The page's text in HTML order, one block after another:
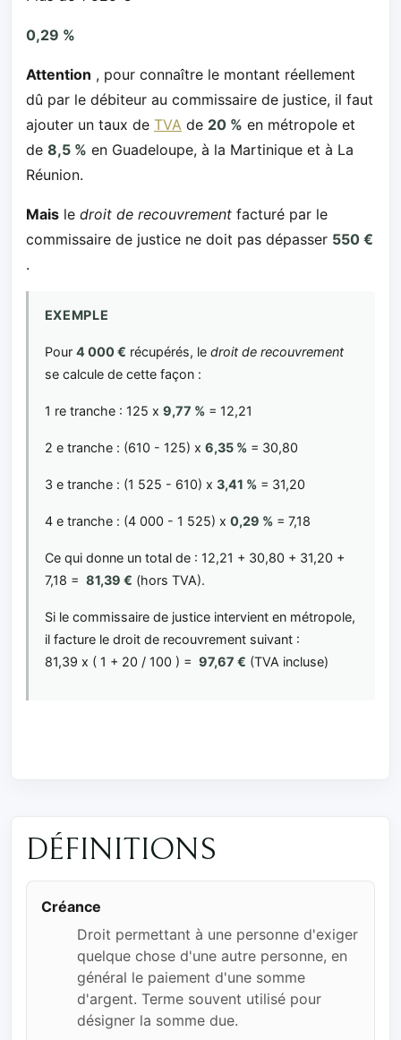
0,29 %
Attention , pour connaître le montant réellement
dû par le débiteur au commissaire de justice, il faut
ajouter un taux de TVA de 20 % en métropole et
de 8,5 % en Guadeloupe, à la Martinique et à La
Réunion.
Mais le droit de recouvrement facturé par le
commissaire de justice ne doit pas dépasser 550 €
.
EXEMPLE
Pour 4 000 € récupérés, le droit de recouvrement
se calcule de cette façon :
1 re tranche : 125 x 9,77 %= 12,21
2 e tranche : (610 - 125) x 6,35 %= 30,80
3 e tranche : (1 525 - 610) x 3,41 %= 31,20
4 e tranche : (4 000 - 1 525) x 0,29 %= 7,18
Ce qui donne un total de : 12,21 + 30,80 + 31,20 +
7,18 = 81,39 € (hors TVA).
Si le commissaire de justice intervient en métropole,
il facture le droit de recouvrement suivant :
81,39 x ( 1 + 20 / 100 ) = 97,67 € (TVA incluse)
DÉFINITIONS
Créance
Droit permettant à une personne d'exiger
quelque chose d'une autre personne, en
général le paiement d'une somme
d'argent. Terme souvent utilisé pour
désigner la somme due.